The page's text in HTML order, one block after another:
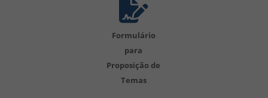
Formulário
para
Proposição de
Temas